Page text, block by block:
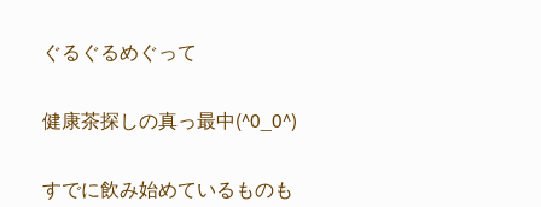
ぐるぐるめぐって
健康茶探しの真っ最中(^0_0^)
すでに飲み始めているものも